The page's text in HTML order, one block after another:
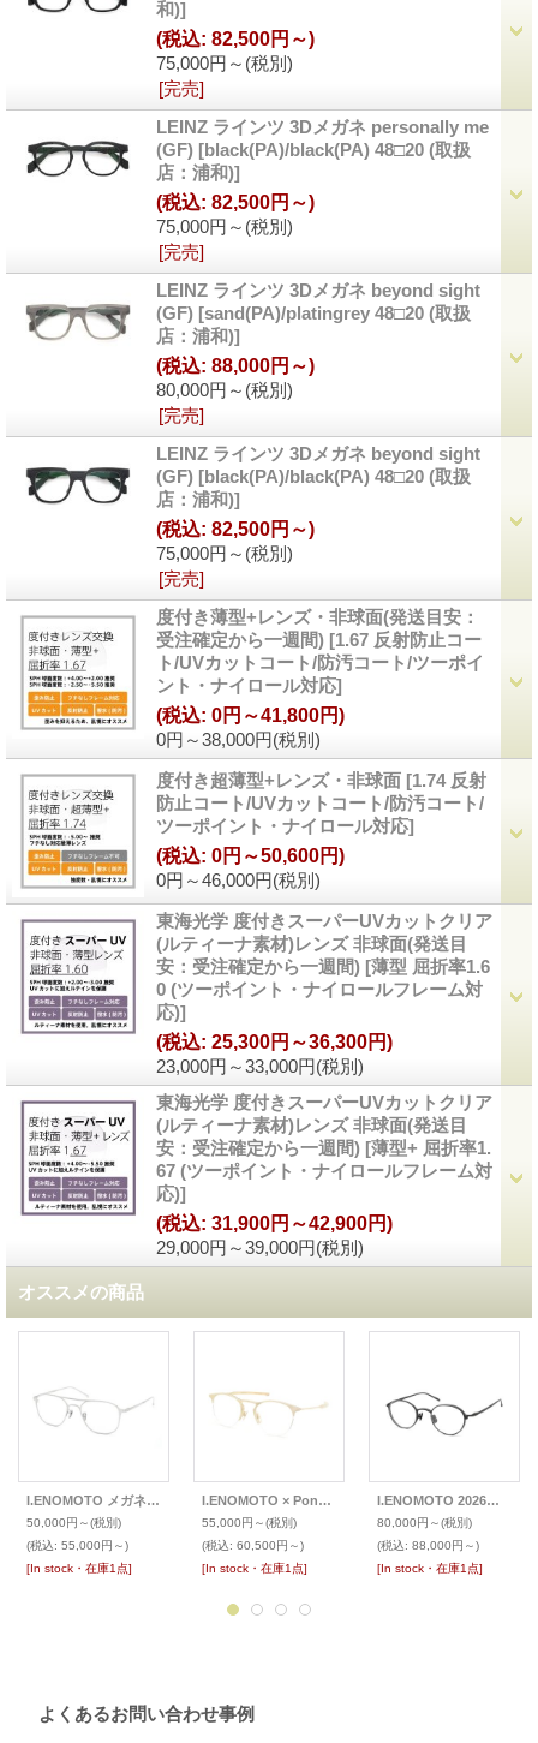
和)]
75,000円～ (税別)
(税込: 82,500円～)
[完売]
LEINZ ラインツ 3Dメガネ personally me
(GF) [black(PA)/black(PA) 48□20 (取扱
店：浦和)]
75,000円～ (税別)
(税込: 82,500円～)
[完売]
LEINZ ラインツ 3Dメガネ beyond sight
(GF) [sand(PA)/platingrey 48□20 (取扱
店：浦和)]
80,000円～ (税別)
(税込: 88,000円～)
[完売]
LEINZ ラインツ 3Dメガネ beyond sight
(GF) [black(PA)/black(PA) 48□20 (取扱
店：浦和)]
75,000円～ (税別)
(税込: 82,500円～)
[完売]
度付き薄型+レンズ・非球面(発送目安：
受注確定から一週間) [1.67 反射防止コー
ト/UVカットコート/防汚コート/ツーポイ
ント・ナイロール対応]
0円～38,000円(税別)
(税込: 0円～41,800円)
度付き超薄型+レンズ・非球面 [1.74 反射
防止コート/UVカットコート/防汚コート/
ツーポイント・ナイロール対応]
0円～46,000円(税別)
(税込: 0円～50,600円)
東海光学 度付きスーパーUVカットクリア
(ルティーナ素材)レンズ 非球面(発送目
安：受注確定から一週間) [薄型 屈折率1.6
0 (ツーポイント・ナイロールフレーム対
応)]
23,000円～33,000円(税別)
(税込: 25,300円～36,300円)
東海光学 度付きスーパーUVカットクリア
(ルティーナ素材)レンズ 非球面(発送目
安：受注確定から一週間) [薄型+ 屈折率1.
67 (ツーポイント・ナイロールフレーム対
応)]
29,000円～39,000円(税別)
(税込: 31,900円～42,900円)
オススメの商品
I.ENOMOTO メガネ IE013
50,000円～(税別)
(税込: 55,000円～)
[In stock・在庫1点]
I.ENOMOTO × PonMegane 限定生産ナイロールブロウ メガネ IE007
55,000円～(税別)
(税込: 60,500円～)
[In stock・在庫1点]
I.ENOMOTO 2026年SS新作 メガネ IE037
80,000円～(税別)
(税込: 88,000円～)
[In stock・在庫1点]
よくあるお問い合わせ事例